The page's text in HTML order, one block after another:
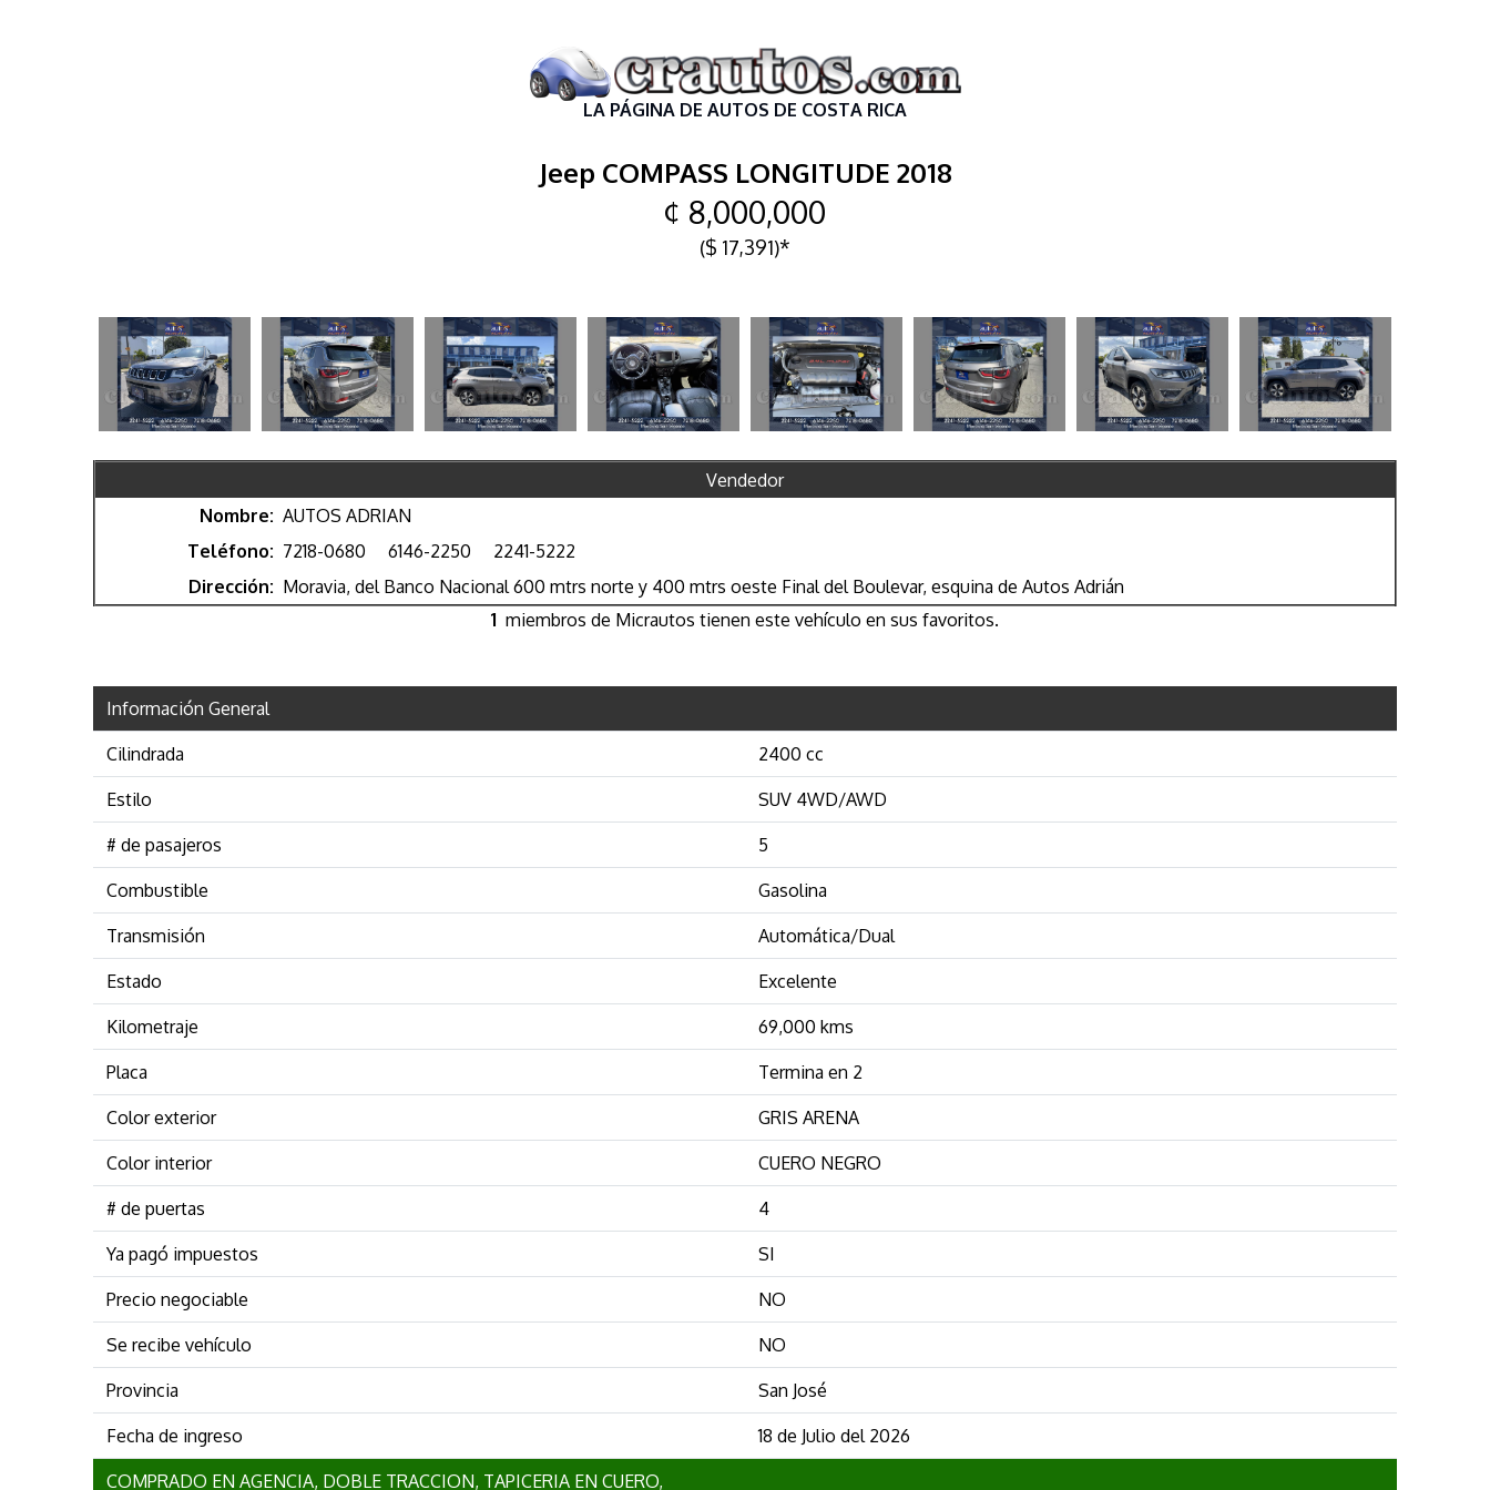
LA PÁGINA DE AUTOS DE COSTA RICA
Jeep COMPASS LONGITUDE 2018
¢ 8,000,000
($ 17,391)*
Vendedor
Nombre: AUTOS ADRIAN
Teléfono: 7218-0680 6146-2250
2241-5222
Dirección: Moravia, del Banco Nacional 600 mtrs norte y 400 mtrs oeste Final del Boulevar, esquina de Autos Adrián
1 miembros de Micrautos tienen este vehículo en sus favoritos.
Información General
Cilindrada 2400 cc
Estilo SUV 4WD/AWD
# de pasajeros 5
Combustible Gasolina
Transmisión Automática/Dual
Estado Excelente
Kilometraje 69,000 kms
Placa Termina en 2
Color exterior GRIS ARENA
Color interior CUERO NEGRO
# de puertas 4
Ya pagó impuestos SI
Precio negociable NO
Se recibe vehículo NO
Provincia San José
Fecha de ingreso 18 de Julio del 2026
COMPRADO EN AGENCIA, DOBLE TRACCION, TAPICERIA EN CUERO,